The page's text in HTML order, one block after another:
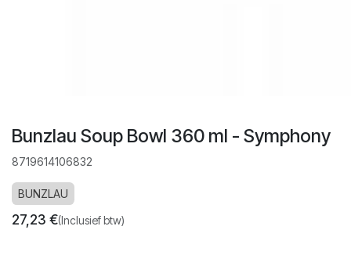
Bunzlau Soup Bowl 360 ml - Symphony
8719614106832
BUNZLAU
27,23 €(Inclusief btw)